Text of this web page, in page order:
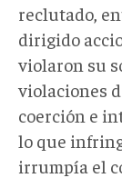
reclutado,
dirigido
violaron su
violaciones
coerción e
lo que
irrumpía el